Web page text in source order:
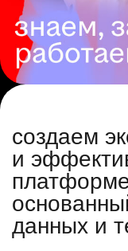
создаем
и
данных и